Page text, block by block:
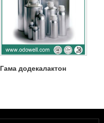
Гама додекалактон